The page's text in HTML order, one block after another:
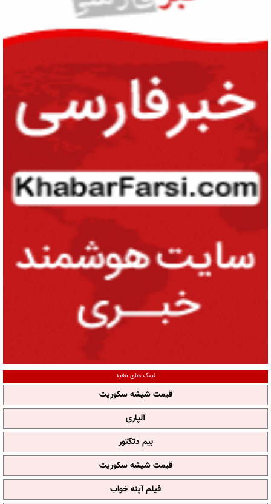
لینک های مفید
قیمت شیشه سکوریت
آلپاری
بیم دتکتور
قیمت شیشه سکوریت
فیلم آپنه خواب